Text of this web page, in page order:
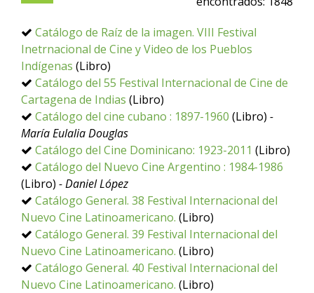
Catálogo de Raíz de la imagen. VIII Festival
Inetrnacional de Cine y Video de los Pueblos
Indígenas (Libro)
Catálogo del 55 Festival Internacional de Cine de
Cartagena de Indias (Libro)
Catálogo del cine cubano : 1897-1960 (Libro) -
María Eulalia Douglas
Catálogo del Cine Dominicano: 1923-2011 (Libro)
Catálogo del Nuevo Cine Argentino : 1984-1986
(Libro) - Daniel López
Catálogo General. 38 Festival Internacional del
Nuevo Cine Latinoamericano. (Libro)
Catálogo General. 39 Festival Internacional del
Nuevo Cine Latinoamericano. (Libro)
Catálogo General. 40 Festival Internacional del
Nuevo Cine Latinoamericano. (Libro)